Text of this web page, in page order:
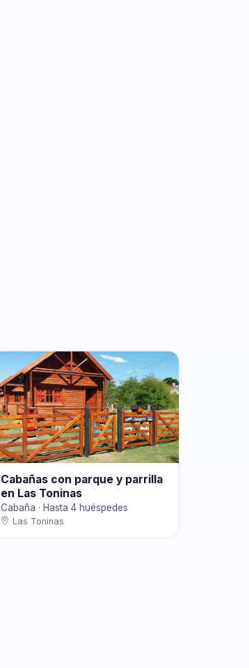
Cabañas con parque y parrilla
en Las Toninas
Cabaña · Hasta 4 huéspedes
Las Toninas